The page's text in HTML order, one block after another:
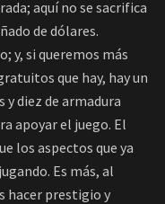
aquí no se sacrifica
de dólares.
y, si queremos más
que hay, hay un
y diez de armadura
apoyar el juego. El
los aspectos que ya
Es más, al
hacer prestigio y